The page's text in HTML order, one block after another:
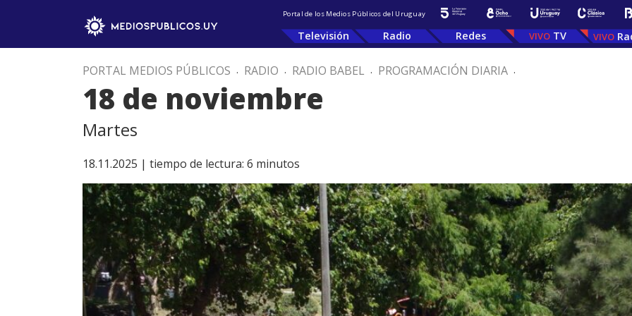
Portal de los Medios Públicos del Uruguay
Televisión Radio Redes TV
PORTAL MEDIOS PÚBLICOS . RADIO . RADIO BABEL . PROGRAMACIÓN DIARIA .
18 de noviembre
Martes
18.11.2025 | tiempo de lectura: 6 minutos